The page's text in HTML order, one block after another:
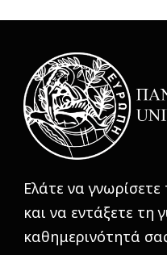
Ελάτε να γνωρίσετε
και να εντάξετε τη
καθημερινότητά